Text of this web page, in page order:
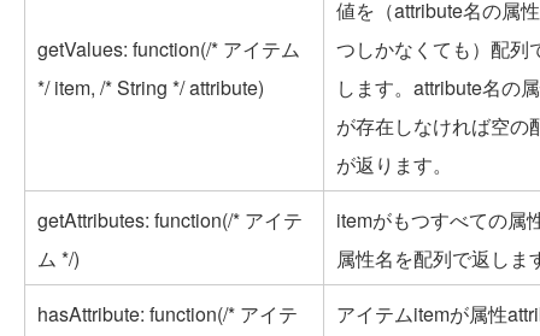
getValues: function(/* アイテム
*/ item, /* String */ attribute)
値を（attribute名の属
つしかなくても）配列
します。attribute名の
が存在しなければ空の
が返ります。
getAttributes: function(/* アイテ
ム */)
itemがもつすべての属
属性名を配列で返しま
hasAttribute: function(/* アイテ
アイテムitemが属性